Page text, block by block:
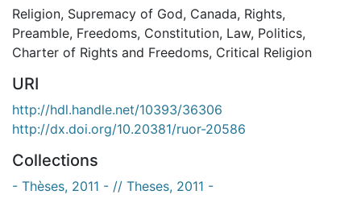
Religion, Supremacy of God, Canada, Rights,
Preamble, Freedoms, Constitution, Law, Politics,
Charter of Rights and Freedoms, Critical Religion
URI
http://hdl.handle.net/10393/36306
http://dx.doi.org/10.20381/ruor-20586
Collections
- Thèses, 2011 - // Theses, 2011 -